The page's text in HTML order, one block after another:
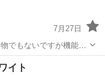
7月27日
でもないですが機能的
の運動にいかがでしょ
ます。
イト